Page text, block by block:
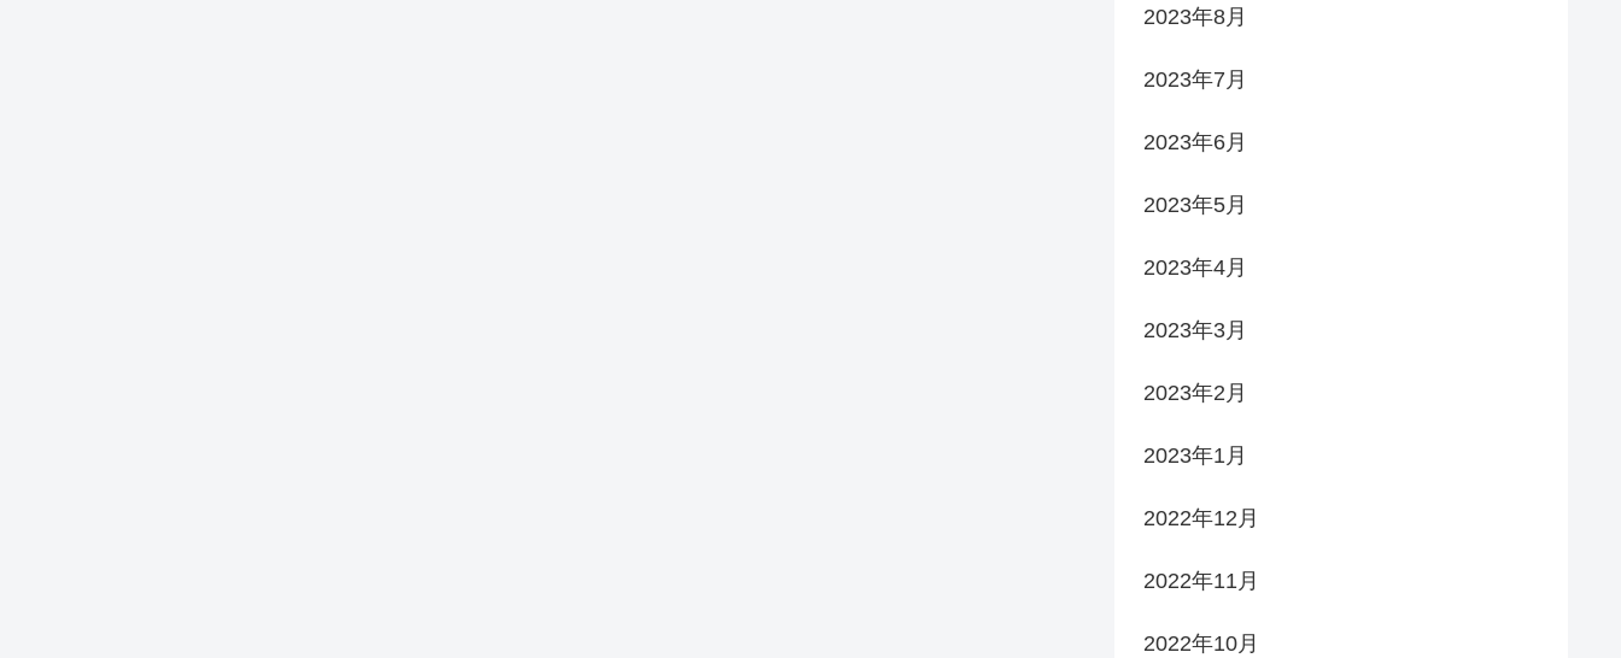
2023年8月
2023年7月
2023年6月
2023年5月
2023年4月
2023年3月
2023年2月
2023年1月
2022年12月
2022年11月
2022年10月